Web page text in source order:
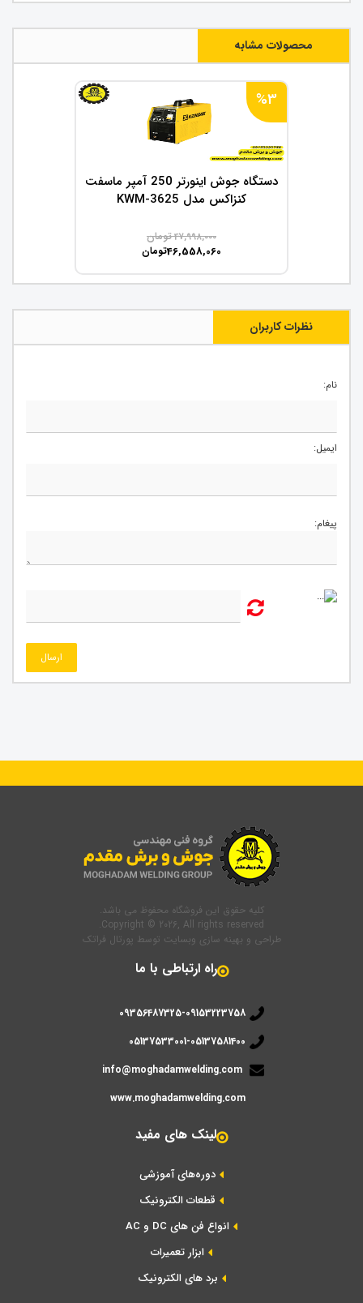
محصولات مشابه
%3
دستگاه جوش اینورتر 250 آمپر ماسفت
کنزاکس مدل KWM-3625
47,998,000تومان
46,558,060تومان
نظرات کاربران
نام:
ایمیل:
پیغام:
ارسال
کلیه حقوق این فروشگاه محفوظ می باشد.
Copyright © 2026, All rights reserved.
طراحی و بهینه سازی وبسایت توسط پورتال فراتک
راه ارتباطی با ما
09356487325-09153223758
05137533001-05137581400
info@moghadamwelding.com
www.moghadamwelding.com
لینک های مفید
دوره‌های آموزشی
قطعات الکترونیک
انواع فن های DC و AC
ابزار تعمیرات
برد های الکترونیک